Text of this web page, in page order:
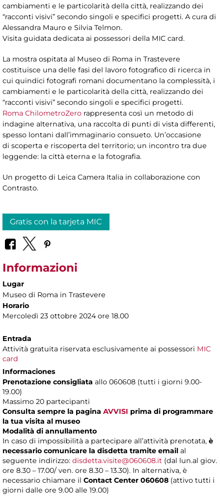
cambiamenti e le particolarità della città, realizzando dei
“racconti visivi” secondo singoli e specifici progetti. A cura di
Alessandra Mauro e Silvia Telmon.
Visita guidata dedicata ai possessori della MIC card.
La mostra ospitata al Museo di Roma in Trastevere
costituisce una delle fasi del lavoro fotografico di ricerca in
cui quindici fotografi romani documentano la complessità, i
cambiamenti e le particolarità della città, realizzando dei
“racconti visivi” secondo singoli e specifici progetti.
Roma ChilometroZero rappresenta così un metodo di
indagine alternativa, una raccolta di punti di vista differenti,
spesso lontani dall’immaginario consueto. Un’occasione
di scoperta e riscoperta del territorio; un incontro tra due
leggende: la città eterna e la fotografia.
Un progetto di Leica Camera Italia in collaborazione con
Contrasto.
Gratis con la tarjeta MIC
Informazioni
Lugar
Museo di Roma in Trastevere
Horario
Mercoledì 23 ottobre 2024 ore 18.00
Entrada
Attività gratuita riservata esclusivamente ai possessori MIC
card
Informaciones
Prenotazione consigliata allo 060608 (tutti i giorni 9.00-
19.00)
Massimo 20 partecipanti
Consulta sempre la pagina AVVISI prima di programmare
la tua visita al museo
Modalità di annullamento
In caso di impossibilità a partecipare all’attività prenotata, è
necessario comunicare la disdetta tramite email al
seguente indirizzo: disdetta.visite@060608.it (dal lun.al giov.
ore 8.30 – 17.00/ ven. ore 8.30 – 13.30). In alternativa, è
necessario chiamare il Contact Center 060608 (attivo tutti i
giorni dalle ore 9.00 alle 19.00)